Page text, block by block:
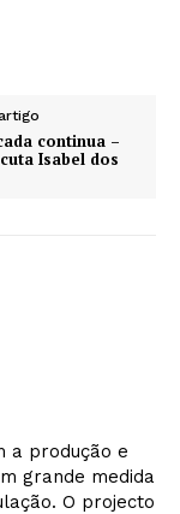
continua –
Isabel dos
a produção e
grande medida
O projecto